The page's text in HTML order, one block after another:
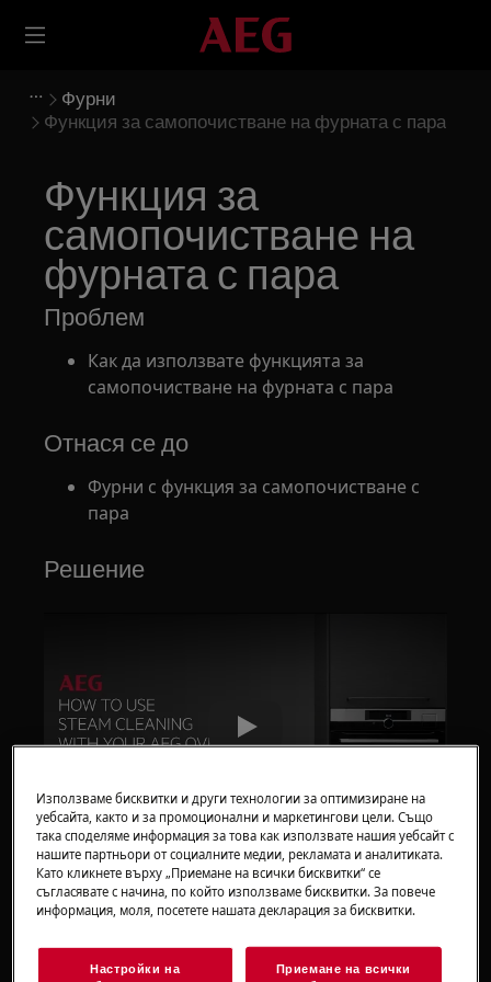
Фурни
Функция за самопочистване на фурната с пара
Функция за
самопочистване на
фурната с пара
Проблем
Как да използвате функцията за
самопочистване на фурната с пара
Отнася се до
Фурни с функция за самопочистване с
пара
Решение
Play
Важно: Преди да стартирате програмата,
охладете напълно фурната. Ако фурната е
гореща, парата не работи толкова бързо.
Редовното почистване с пара е чудесен
Използваме бисквитки и други технологии за оптимизиране на
уебсайта, както и за промоционални и маркетингови цели. Също
така споделяме информация за това как използвате нашия уебсайт с
нашите партньори от социалните медии, рекламата и аналитиката.
Като кликнете върху „Приемане на всички бисквитки“ се
съгласявате с начина, по който използваме бисквитки. За повече
информация, моля, посетете нашата декларация за бисквитки.
Настройки на
Приемане на всички